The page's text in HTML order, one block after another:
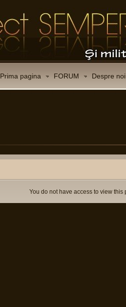
Prima pagina FORUM Despre noi
You do not have access to view this